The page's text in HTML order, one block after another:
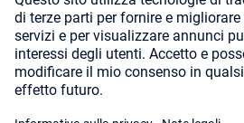
Payment Methods